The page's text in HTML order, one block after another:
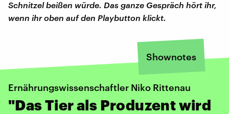
Schnitzel beißen würde. Das ganze Gespräch hört ihr,
wenn ihr oben auf den Playbutton klickt.
Shownotes
Ernährungswissenschaftler Niko Rittenau
"Das Tier als Produzent wird